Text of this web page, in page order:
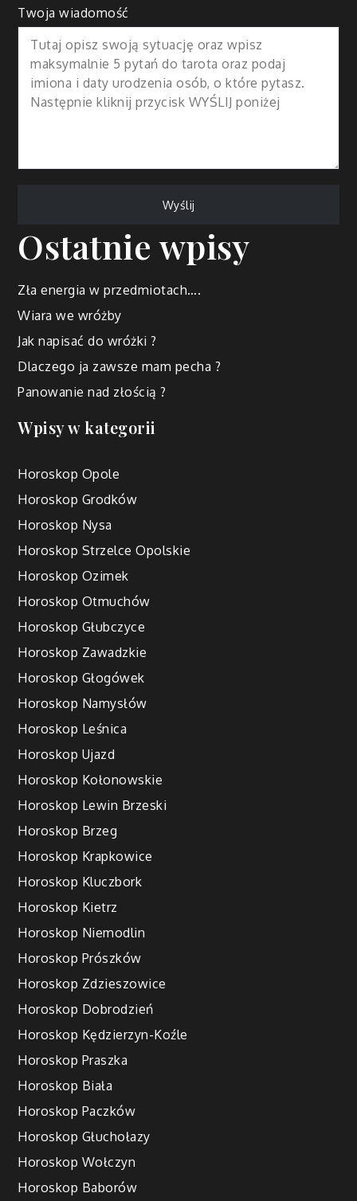
Twoja wiadomość
Ostatnie wpisy
Zła energia w przedmiotach….
Wiara we wróżby
Jak napisać do wróżki ?
Dlaczego ja zawsze mam pecha ?
Panowanie nad złością ?
Wpisy w kategorii
Horoskop Opole
Horoskop Grodków
Horoskop Nysa
Horoskop Strzelce Opolskie
Horoskop Ozimek
Horoskop Otmuchów
Horoskop Głubczyce
Horoskop Zawadzkie
Horoskop Głogówek
Horoskop Namysłów
Horoskop Leśnica
Horoskop Ujazd
Horoskop Kołonowskie
Horoskop Lewin Brzeski
Horoskop Brzeg
Horoskop Krapkowice
Horoskop Kluczbork
Horoskop Kietrz
Horoskop Niemodlin
Horoskop Prószków
Horoskop Zdzieszowice
Horoskop Dobrodzień
Horoskop Kędzierzyn-Koźle
Horoskop Praszka
Horoskop Biała
Horoskop Paczków
Horoskop Głuchołazy
Horoskop Wołczyn
Horoskop Baborów